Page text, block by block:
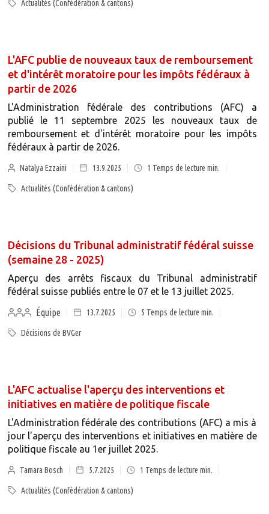
Actualités (Confédération & cantons)
L'AFC publie de nouveaux taux de remboursement
et d'intérêt moratoire pour les impôts fédéraux à
partir de 2026
L'Administration fédérale des contributions (AFC) a
publié le 11 septembre 2025 les nouveaux taux de
remboursement et d'intérêt moratoire pour les impôts
fédéraux à partir de 2026.
Natalya Ezzaini 13.9.2025 1 Temps de lecture min.
Actualités (Confédération & cantons)
Décisions du Tribunal administratif fédéral suisse
(semaine 28 - 2025)
Aperçu des arrêts fiscaux du Tribunal administratif
fédéral suisse publiés entre le 07 et le 13 juillet 2025.
Équipe
13.7.2025 5 Temps de lecture min.
Décisions de BVGer
L'AFC actualise l'aperçu des interventions et
initiatives en matière de politique fiscale
L'Administration fédérale des contributions (AFC) a mis à
jour l'aperçu des interventions et initiatives en matière de
politique fiscale au 1er juillet 2025.
Tamara Bosch 5.7.2025 1 Temps de lecture min.
Actualités (Confédération & cantons)